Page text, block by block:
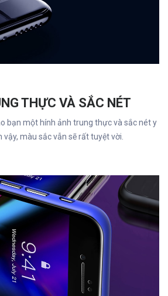
THỰC VÀ SẮC NÉT
bạn một hính ảnh trung thực và sắc nét y
màu sắc vẫn sẽ rất tuyệt vời.